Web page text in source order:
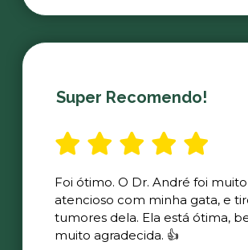
Super Recomendo!
Foi ótimo. O Dr. André foi muito
atencioso com minha gata, e
tumores dela. Ela está ótima,
muito agradecida. 👍